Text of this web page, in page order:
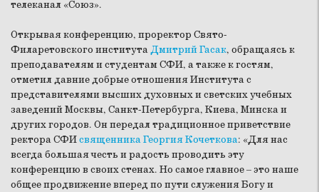
телеканал «Союз».
Открывая конференцию, проректор Свято-
Филаретовского институтаДмитрий Гасак, обращаясь к
преподавателям и студентам СФИ, а также к гостям,
отметил давние добрые отношения Института с
представителями высших духовных и светских учебных
заведений Москвы, Санкт-Петербурга, Киева, Минска и
других городов. Он передал традиционное приветствие
ректора СФИсвященника Георгия Кочеткова: «Для нас
всегда большая честь и радость проводить эту
конференцию в своих стенах. Но самое главное – это наше
общее продвижение вперед по пути служения Богу и